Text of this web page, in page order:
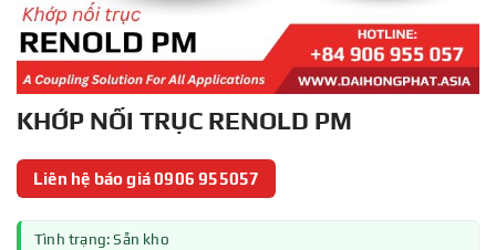
KHỚP NỐI TRỤC RENOLD PM
Liên hệ báo giá 0906 955057
Tình trạng: Sẵn kho